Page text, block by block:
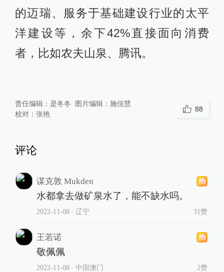
的迈瑞、服务于基础建设行业的太平
洋建设等，余下42%直接面向消费
者，比如农夫山泉、腾讯。
责任编辑： 是冬冬 图片编辑： 施佳慧
校对： 张艳
88
评论
谋克敦 Mukden
水都拿去做矿泉水了，能不缺水吗。
2022-11-08∙ 辽宁 31赞
王若诺
敬佩佩
2022-11-08∙ 中国澳门 2赞